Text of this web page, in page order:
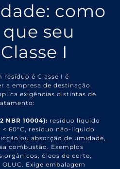
como
seu
I
é Classe I é
a empresa de destinação
exigências distintas de
NBR 10004): resíduo líquido
60°C, resíduo não-líquido
ou absorção de umidade,
combustão. Exemplos
orgânicos, óleos de corte,
Exige embalagem